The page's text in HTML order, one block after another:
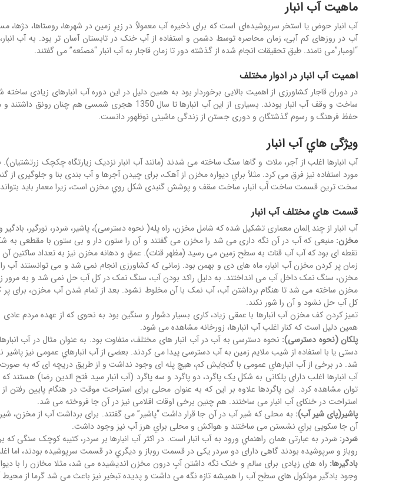
ماهیت آب انبار
آب ‌انبار حوض یا استخر سرپوشیده‌ای است که برای ذخیره آب معمولاً در زیرِ زمین در شهرها، روستاها،
آب در روزهای کم آبی، زمان محاصره توسط دشمن و استفاده از آب خنک در تابستان آسان تر بود. به آب انبار،
“اومبار”می نامند. طبق تحقیقات انجام شده از گذشته دور تا زمان قاجار به آب انبار “مَصنَعه” می گفتند.
اهمیت آب انبار در ادوار مختلف
در دوران قاجار کشاورزی از اهمیت بالایی برخوردار بود به همین دلیل در این دوره آب انبارهای زیادی
ساخت و وقف آب انبار بودند. بسیاری از این آب انبارها
حفظ فرهنگ و رسوم گذشتگان و دوری جستن از زندگی ماشینی نوظهور دانست.
ویژگی هاي آب انبار
آب انبارها اغلب از آجر، ملات و گاها سنگ ساخته می شدند (مانند آب انبار نزدیک زیارتگاه چکچک
مورد استفاده نیز فرق می کرد. مثلاً براي دیواره مخزن از آهک، برای چیدن آجرها و آب بندی بنا و جلوگیری
سخت ترین قسمت ساخت آّب انبار، ساخت سقف و پوشش گنبدی شکل روي مخزن است، زیرا معمار باید بتواند سقفی با دهانه 15 متر آن هم بدون استفاده
قسمت هاي مختلف آب انبار
آب انبار از چند اِلمان معماری تشکیل شده که شامل مخزن، راه پله( نحوه دسترسی)، پاشیر، سَردر، نورگیر،
مخزن:منبعی که آب در آن نگه داری می شد را مخزن می گفتند و آن را ستون دار و بی ستون با مقطعی
نقطه ای بود که آب آب قنات به سطح زمین می رسید (مظهر قنات). عمق و دهانه مخزن نیز به تعداد ساکنین
زمان پر کردن مخزن آب انبار، ماه های دی و بهمن بود. زمانی که کشاورزی انجام نمی شد و می توانستند
مخزن، سنگ نمک داخل آب می انداختند. به دلیل راکد بودن آب، سنگ نمک در کل آب حل نمی شد و به
مخزن ساخته می شد تا هنگام برداشتن آب، آب نمک با آن مخلوط نشود. بعد از تمام شدن آب مخزن، برای
کل آب حل نشود و آن را شور نکند.
تمیز کردن کف مخزن آب انبارها با عمقی زیاد، کاری بسیار دشوار و سنگین بود به نحوی که از عهده مردم
همین دلیل است که کنار اغلب آب انبارها، زورخانه مشاهده می شود.
پلکان (نحوه دسترسی): نحوه دسترسی به آب در آب انبار های مختلف، متفاوت بود. به عنوان مثال در آب
دستی یا با استفاده از شیب ملایم زمین به آب دسترسی پیدا می کردند. بعضی از آب انبارهاي عمومی نیز
شد. در برخی از آب انبارهاي عمومی با گنجایش کم، هیچ پله ای وجود نداشت و از طریق دریچه ای که به
آب انبارها اغلب دارای پلکانی به شکل یک پاگرد، دو پاگرد و سه پاگرد (آب انبار سید فتح الدین رضا)
توان مشاهده کرد. این پاگردها علاوه بر این که به عنوان محلی برای استراحت موقت در هنگام پایین
استراحت در خنکای آب انبار می ساختند. هم چنین برخی اوقات اقلامی نیز در آن جا فروخته می شد.
پاشیر(پای شیر آب): به محلی که شیر آب در آن جا قرار داشت “پاشیر” می گفتند. برای برداشت آب از
آن جا سکویی براي نشستن می ساختند و هواکش و محلی براي هرز آب نیز وجود داشت.
سَردر: سَردر به عبارتی همان راهنماي ورود به آب انبار است. در اکثر آب انبارها بر سردر، کتیبه کوچک
روباز و سرپوشیده بودند گاهی دارای دو سردر یکی در قسمت روباز و دیگري در قسمت سرپوشیده بودند،
بادگیرها: راه های زیادی برای سالم و خنک نگه داشتن آبِ درون مخزن اندیشیده می شد، مثلا مخازن را با
وجود بادگیر مولکول های سطح آب را همیشه تازه نگه می داشت و پدیده تبخیر نیز باعث می شد گرما از